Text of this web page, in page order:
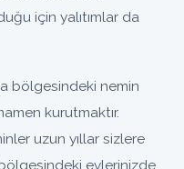
için yalıtımlar da
bölgesindeki nemin
kurutmaktır.
uzun yıllar sizlere
bölgesindeki evlerinizde